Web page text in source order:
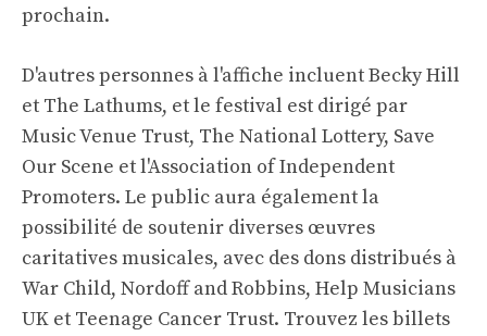
prochain.
D'autres personnes à l'affiche incluent Becky Hill
et The Lathums, et le festival est dirigé par
Music Venue Trust, The National Lottery, Save
Our Scene et l'Association of Independent
Promoters. Le public aura également la
possibilité de soutenir diverses œuvres
caritatives musicales, avec des dons distribués à
War Child, Nordoff and Robbins, Help Musicians
UK et Teenage Cancer Trust. Trouvez les billets